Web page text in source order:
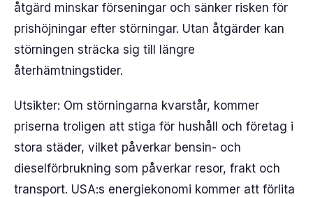
åtgärd minskar förseningar och sänker risken för
prishöjningar efter störningar. Utan åtgärder kan
störningen sträcka sig till längre
återhämtningstider.
Utsikter: Om störningarna kvarstår, kommer
priserna troligen att stiga för hushåll och företag i
stora städer, vilket påverkar bensin- och
dieselförbrukning som påverkar resor, frakt och
transport. USA:s energiekonomi kommer att förlita